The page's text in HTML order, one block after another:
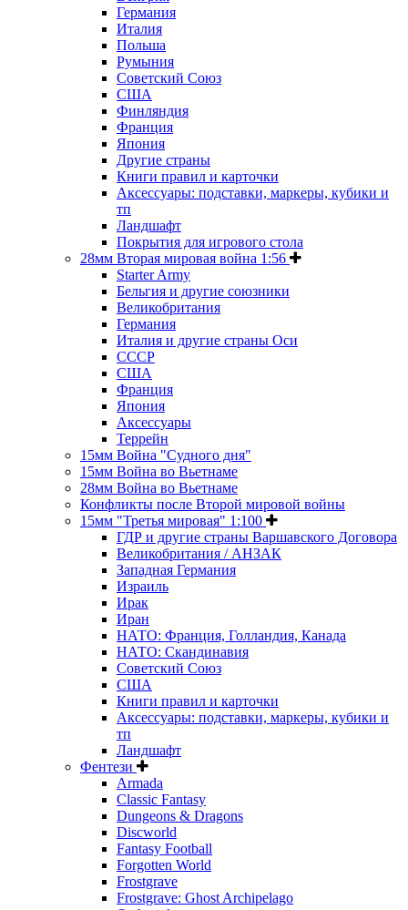
Германия
Италия
Польша
Румыния
Советский Союз
США
Финляндия
Франция
Япония
Другие страны
Книги правил и карточки
Аксессуары: подставки, маркеры, кубики и
тп
Ландшафт
Покрытия для игрового стола
28мм Вторая мировая война 1:56
Starter Army
Бельгия и другие союзники
Великобритания
Германия
Италия и другие страны Оси
СССР
США
Франция
Япония
Аксессуары
Террейн
15мм Война "Судного дня"
15мм Война во Вьетнаме
28мм Война во Вьетнаме
Конфликты после Второй мировой войны
15мм "Третья мировая" 1:100
ГДР и другие страны Варшавского Договора
Великобритания / АНЗАК
Западная Германия
Израиль
Ирак
Иран
НАТО: Франция, Голландия, Канада
НАТО: Скандинавия
Советский Союз
США
Книги правил и карточки
Аксессуары: подставки, маркеры, кубики и
тп
Ландшафт
Фентези
Armada
Classic Fantasy
Dungeons & Dragons
Discworld
Fantasy Football
Forgotten World
Frostgrave
Frostgrave: Ghost Archipelago